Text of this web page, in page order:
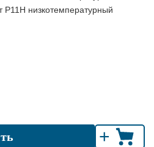
Р11Н низкотемпературный
+